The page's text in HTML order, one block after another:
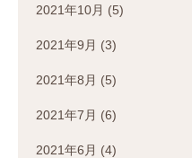
2021年10月 (5)
2021年9月 (3)
2021年8月 (5)
2021年7月 (6)
2021年6月 (4)